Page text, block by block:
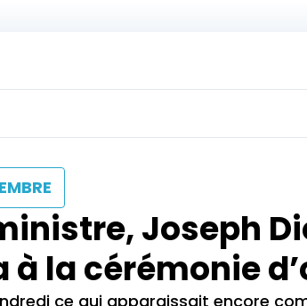
Joseph
la cérémonie
ce qui apparaissait encore